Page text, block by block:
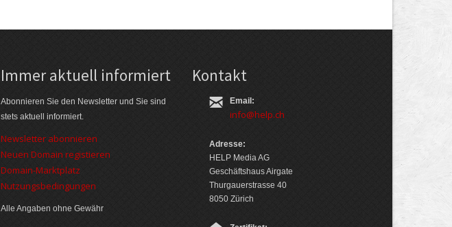
Immer aktuell informiert
Abonnieren Sie den Newsletter und Sie sind
stets aktuell informiert.
Newsletter abonnieren
Neuen Domain registieren
Domain-Marktplatz
Nutzungsbedingungen
Alle Angaben ohne Gewähr
Kontakt
Email:
info@help.ch
Adresse:
HELP Media AG
Geschäftshaus Airgate
Thurgauerstrasse 40
8050 Zürich